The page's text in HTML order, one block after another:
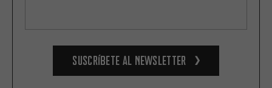
Suscríbete al newsletter